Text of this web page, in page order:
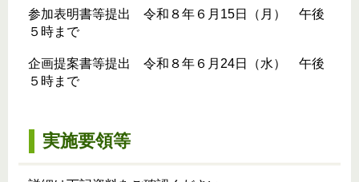
参加表明書等提出 令和８年６月15日（月） 午後
５時まで
企画提案書等提出 令和８年６月24日（水） 午後
５時まで
実施要領等